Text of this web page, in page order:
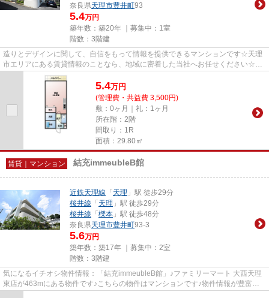
奈良県天理市豊井町93
5.4万円
築年数：築20年 ｜募集中： 1室
階数：3階建
造りとデザインに関して、自信をもって情報を提供できるマンションです☆天理
市エリアにある賃貸情報のことなら、地域に密着した当社へお任せください☆当
社は、多種多様な賃貸情報を取...
5.4万円
(管理費・共益費 3,500円)
敷：0ヶ月｜礼：1ヶ月
所在階：2階
間取り：1R
面積：29.80㎡
賃貸｜マンション 結充immeubleB館
近鉄天理線 「 天理 」駅 徒歩29分
桜井線 「 天理 」駅 徒歩29分
桜井線 「 櫟本 」駅 徒歩48分
奈良県天理市豊井町93-3
5.6万円
築年数：築17年 ｜募集中： 2室
階数：3階建
気になるイチオシ物件情報：「結充immeubleB館」♪ファミリーマート 大西天理
東店が463mにある物件です♪こちらの物件はマンションです♪物件情報が豊富な